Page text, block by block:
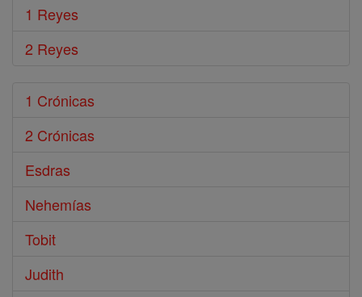
1 Reyes
2 Reyes
1 Crónicas
2 Crónicas
Esdras
Nehemías
Tobit
Judith